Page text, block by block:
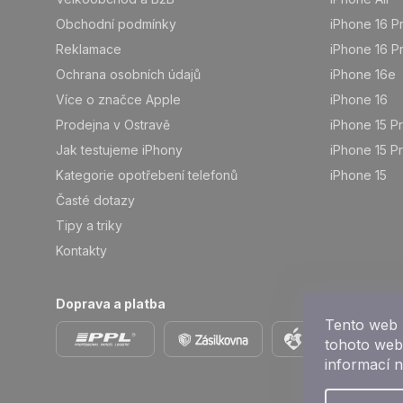
Tento
tohoto
informací
Obchodní podmínky
Reklamace
Ochrana osobních údajů
Více o značce Apple
Prodejna v Ostravě
Jak testujeme iPhony
Kategorie opotřebení telefonů
Časté dotazy
Tipy a triky
Kontakty
iPhone 16
iPhone 16
iPhone 16e
iPhone 16
iPhone 15
iPhone 15
iPhone 15
Doprava a platba